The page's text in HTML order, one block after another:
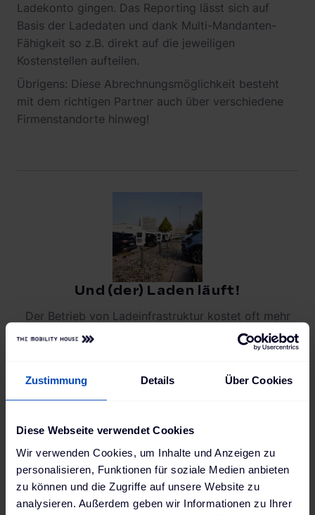
Zustimmung Details Über Cookies
Diese Webseite verwendet Cookies
Wir verwenden Cookies, um Inhalte und Anzeigen zu
personalisieren, Funktionen für soziale Medien anbieten
zu können und die Zugriffe auf unsere Website zu
analysieren. Außerdem geben wir Informationen zu Ihrer
Ladekonto gingen. Das Reporting lässt sich auf
Basis der Ladedaten und dank Multi-Mandanten-
Fähigkeit so z.B. direkt auf die jeweiligen
Kostenstellen aufteilen.
Übrigens: Diese Abrechnungsmöglichkeit besteht
mit dem richtigen Partner auch über verschiedene
Firmenstandorte hinweg!
Und (der) Laden läuft!
Der Betrieb von Ladeinfrastruktur kostet oft mehr
Nerven als gedacht. In unserem
kostenlosen
erfährst du, worauf es wirklich
wie du Aufwand und Kosten langfristig im Griff
Jetzt Insights sichern